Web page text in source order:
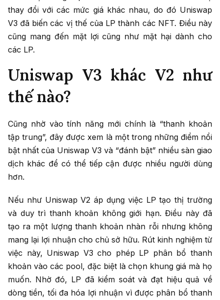
thay đổi với các mức giá khác nhau, do đó Uniswap
V3 đã biến các vị thế của LP thành các NFT. Điều này
cũng mang đến mặt lợi cũng như mặt hại dành cho
các LP.
Uniswap V3 khác V2 như
thế nào?
Cũng nhờ vào tính năng mới chính là “thanh khoản
tập trung”, đây được xem là một trong những điểm nổi
bật nhất của Uniswap V3 và “đánh bật” nhiều sàn giao
dịch khác để có thể tiếp cận được nhiều người dùng
hơn.
Nếu như Uniswap V2 áp dụng việc LP tạo thị trường
và duy trì thanh khoản không giới hạn. Điều này đã
tạo ra một lượng thanh khoản nhàn rỗi nhưng không
mang lại lợi nhuận cho chủ sở hữu. Rút kinh nghiệm từ
việc này, Uniswap V3 cho phép LP phân bổ thanh
khoản vào các pool, đặc biệt là chọn khung giá mà họ
muốn. Nhờ đó, LP đã kiểm soát và đạt hiệu quả về
dòng tiền, tối đa hóa lợi nhuận vì được phân bổ thanh